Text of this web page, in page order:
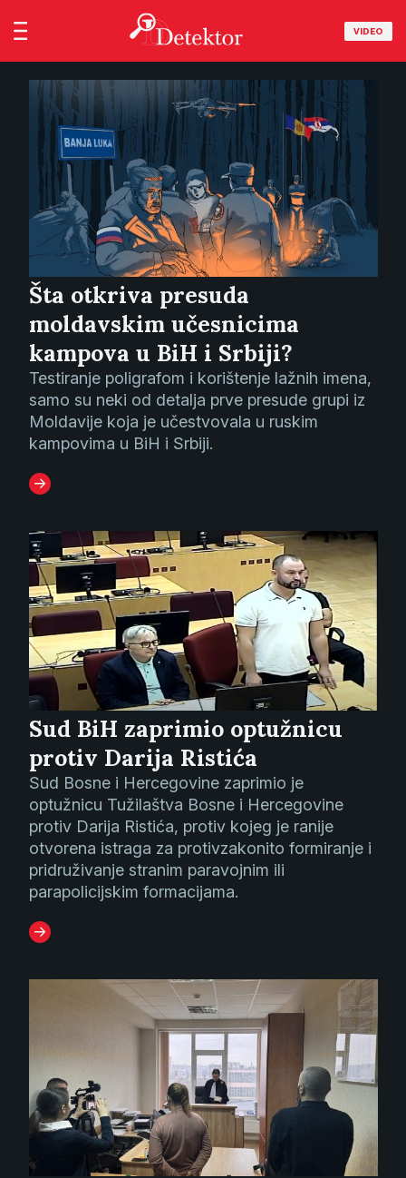
VIDEO
Šta otkriva presuda
moldavskim učesnicima
kampova u BiH i Srbiji?
Testiranje poligrafom i korištenje lažnih imena,
samo su neki od detalja prve presude grupi iz
Moldavije koja je učestvovala u ruskim
kampovima u BiH i Srbiji.
Sud BiH zaprimio optužnicu
protiv Darija Ristića
Sud Bosne i Hercegovine zaprimio je
optužnicu Tužilaštva Bosne i Hercegovine
protiv Darija Ristića, protiv kojeg je ranije
otvorena istraga za protivzakonito formiranje i
pridruživanje stranim paravojnim ili
parapolicijskim formacijama.